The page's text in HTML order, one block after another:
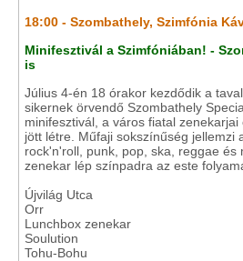
18:00 - Szombathely, Szimfónia
Minifesztivál a Szimfóniában! -
is
Július 4-én 18 órakor kezdődik a
sikernek örvendő Szombathely
minifesztivál, a város fiatal
jött létre. Műfaji sokszínűség jellemzi
rock'n'roll, punk, pop, ska, reggae és
zenekar lép színpadra az este
Újvilág Utca
Orr
Lunchbox zenekar
Soulution
Tohu-Bohu